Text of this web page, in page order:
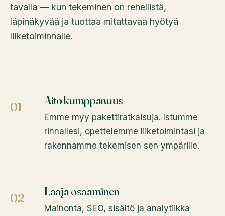
tavalla — kun tekeminen on rehellistä,
läpinäkyvää ja tuottaa mitattavaa hyötyä
liiketoiminnalle.
01 Aito kumppanuus
Emme myy pakettiratkaisuja. Istumme
rinnallesi, opettelemme liiketoimintasi ja
rakennamme tekemisen sen ympärille.
02 Laaja osaaminen
Mainonta, SEO, sisältö ja analytiikka